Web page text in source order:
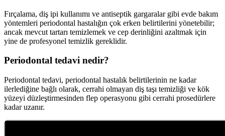
Fırçalama, diş ipi kullanımı ve antiseptik gargaralar gibi evde bakım
yöntemleri periodontal hastalığın çok erken belirtilerini yönetebilir;
ancak mevcut tartarı temizlemek ve cep derinliğini azaltmak için
yine de profesyonel temizlik gereklidir.
Periodontal tedavi nedir?
Periodontal tedavi, periodontal hastalık belirtilerinin ne kadar
ilerlediğine bağlı olarak, cerrahi olmayan diş taşı temizliği ve kök
yüzeyi düzleştirmesinden flep operasyonu gibi cerrahi prosedürlere
kadar uzanır.